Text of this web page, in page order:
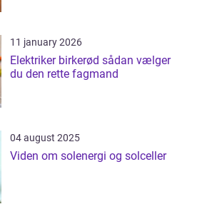
11 january 2026
Elektriker birkerød sådan vælger
du den rette fagmand
04 august 2025
Viden om solenergi og solceller